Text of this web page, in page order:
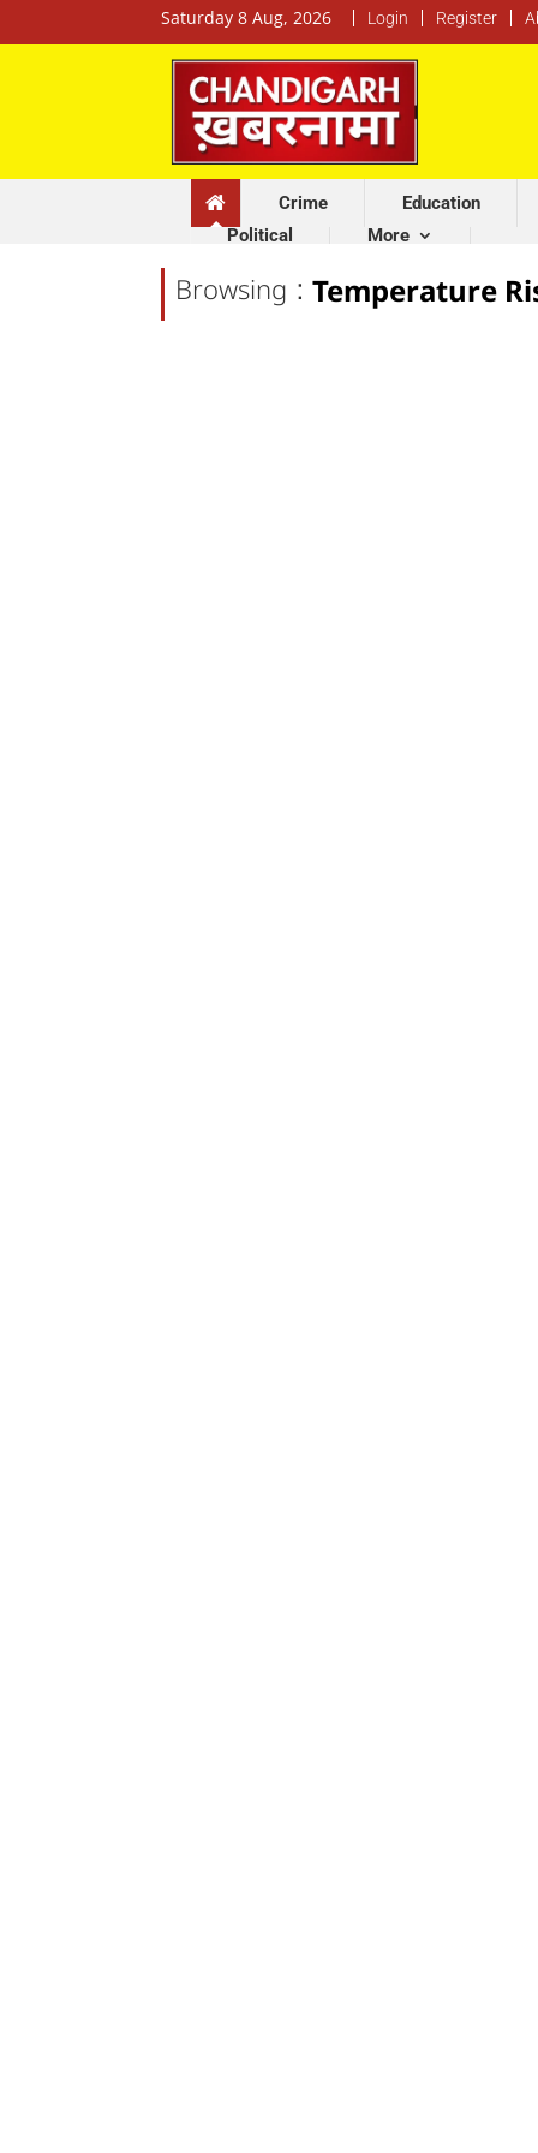
Saturday 8 Aug, 2026 Login Register
Crime Education
Political
More
Browsing : Temperature